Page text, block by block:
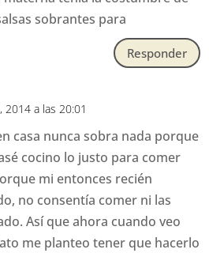
sobrantes para
Responder
2014 a las 20:01
casa nunca sobra nada porque
cocino lo justo para comer
mi entonces recién
no consentía comer ni las
Así que ahora cuando veo
me planteo tener que hacerlo